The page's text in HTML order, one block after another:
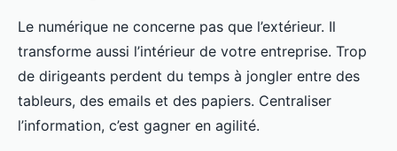
Le numérique ne concerne pas que l’extérieur. Il
transforme aussi l’intérieur de votre entreprise. Trop
de dirigeants perdent du temps à jongler entre des
tableurs, des emails et des papiers. Centraliser
l’information, c’est gagner en agilité.